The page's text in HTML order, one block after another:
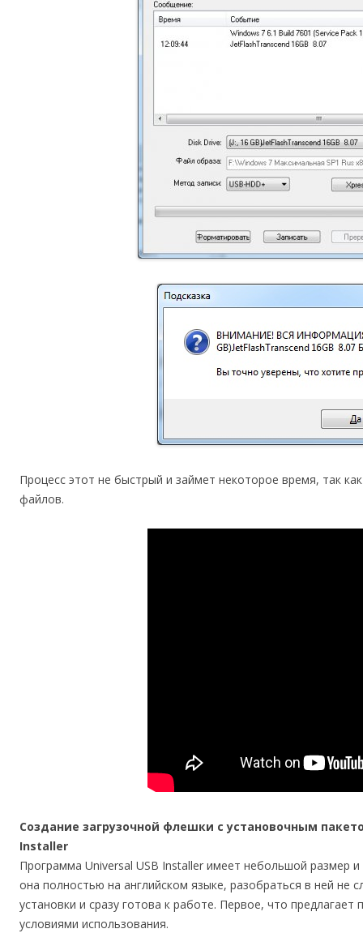
Процесс этот не быстрый и займет некоторое время, так
файлов.
Создание загрузочной флешки с установочным
Installer
Программа Universal USB Installer имеет небольшой размер
она полностью на английском языке, разобраться в ней не
установки и сразу готова к работе. Первое, что предлагает
условиями использования.